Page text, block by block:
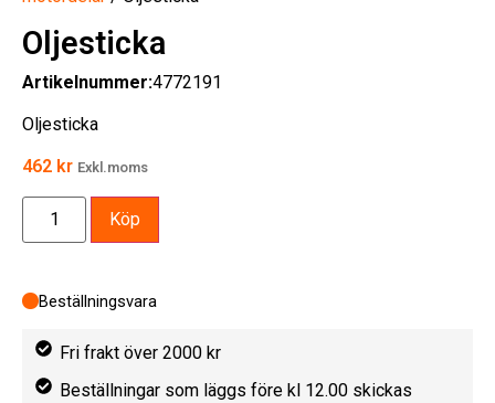
Oljesticka
Artikelnummer:4772191
Oljesticka
462 kr Exkl.moms
Beställningsvara
Köp
Fri frakt över 2000 kr
Beställningar som läggs före kl 12.00 skickas